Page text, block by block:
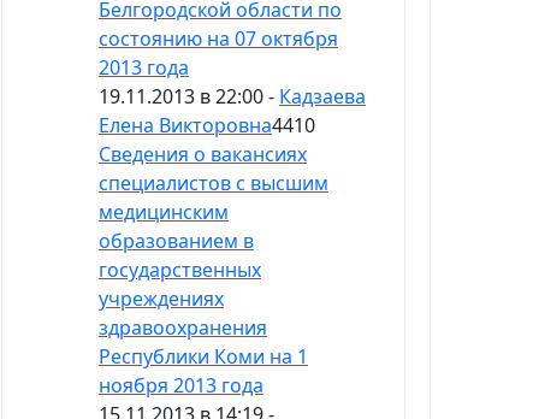
Белгородской области по
состоянию на 07 октября
2013 года
19.11.2013 в 22:00 - Кадзаева
Елена Викторовна4410
Сведения о вакансиях
специалистов с высшим
медицинским
образованием в
государственных
учреждениях
здравоохранения
Республики Коми на 1
ноября 2013 года